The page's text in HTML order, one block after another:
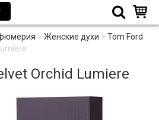
> Женские духи > Tom Ford
Orchid Lumiere